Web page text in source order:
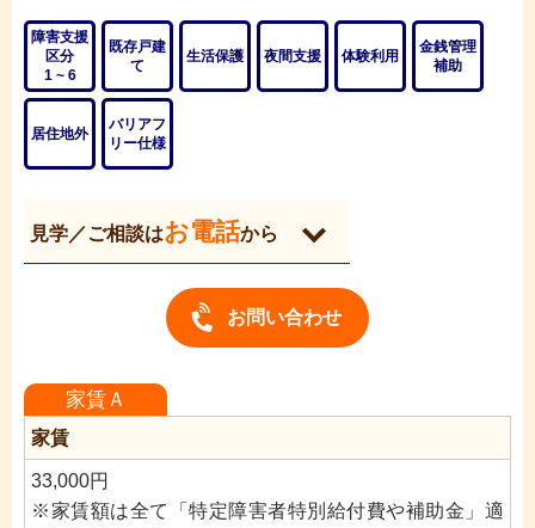
と必ずお伝えください。
見学／ご相談はお電話から
お問い合わせ
障害支援
区分
1 ~ 6
既存戸建
て
生活保護 夜間支援 体験利用
金銭管理
補助
居住地外
バリアフ
リー仕様
家賃Ａ
家賃
33,000円
※家賃額は全て「特定障害者特別給付費や補助金」適